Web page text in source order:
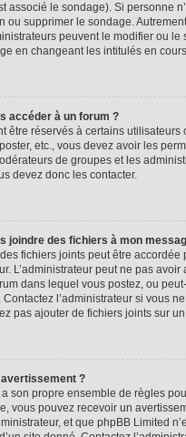
associé le sondage). Si personne
ou supprimer le sondage.
peuvent le modifier ou le
en changeant les intitulés en
accéder à un forum ?
être réservés à certains utilisateurs
etc., vous devez avoir les
de groupes et les
devez donc les contacter.
joindre des fichiers à mon
fichiers joints peut être accordée
L’administrateur peut ne pas avoir
dans lequel vous postez, ou
l’administrateur si vous
pas ajouter de fichiers joints sur
avertissement ?
son propre ensemble de règles
vous pouvez recevoir un
et que phpBB Limited